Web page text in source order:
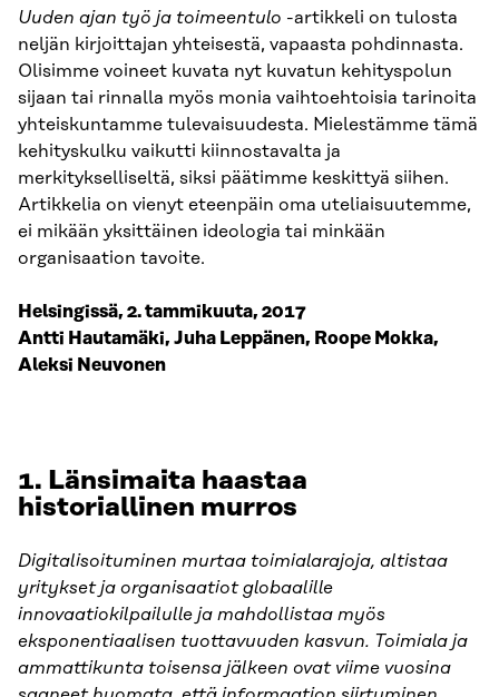
Uuden ajan työ ja toimeentulo -artikkeli on tulosta
neljän kirjoittajan yhteisestä, vapaasta pohdinnasta.
Olisimme voineet kuvata nyt kuvatun kehityspolun
sijaan tai rinnalla myös monia vaihtoehtoisia tarinoita
yhteiskuntamme tulevaisuudesta. Mielestämme tämä
kehityskulku vaikutti kiinnostavalta ja
merkitykselliseltä, siksi päätimme keskittyä siihen.
Artikkelia on vienyt eteenpäin oma uteliaisuutemme,
ei mikään yksittäinen ideologia tai minkään
organisaation tavoite.
Helsingissä, 2. tammikuuta, 2017
Antti Hautamäki, Juha Leppänen, Roope Mokka,
Aleksi Neuvonen
1. Länsimaita haastaa
historiallinen murros
Digitalisoituminen murtaa toimialarajoja, altistaa
yritykset ja organisaatiot globaalille
innovaatiokilpailulle ja mahdollistaa myös
eksponentiaalisen tuottavuuden kasvun. Toimiala ja
ammattikunta toisensa jälkeen ovat viime vuosina